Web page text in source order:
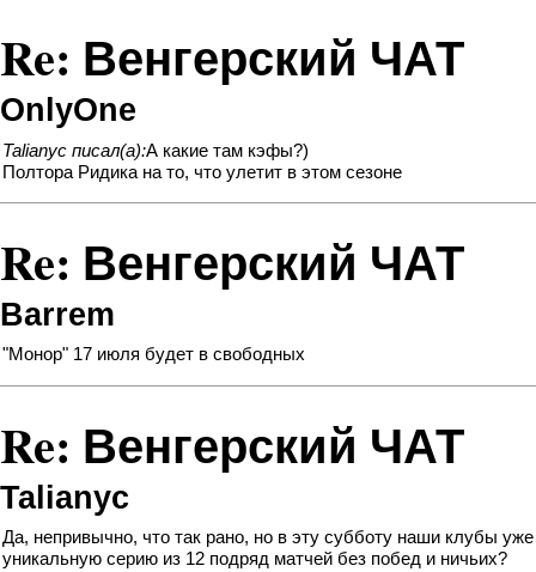
Re: Венгерский ЧАТ
OnlyOne
Talianyc писал(а):А какие там кэфы?)
Полтора Ридика на то, что улетит в этом сезоне
Re: Венгерский ЧАТ
Barrem
"Монор" 17 июля будет в свободных
Re: Венгерский ЧАТ
Talianyc
Да, непривычно, что так рано, но в эту субботу наши клубы
уникальную серию из 12 подряд матчей без побед и ничьих?